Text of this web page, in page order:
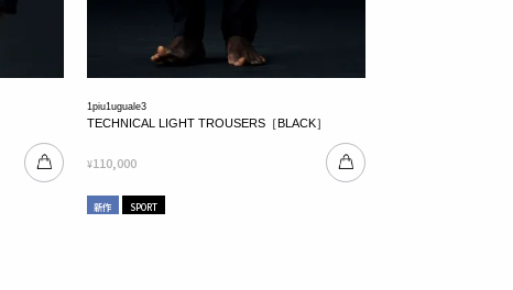
1piu1uguale3
TECHNICAL LIGHT TROUSERS［BLACK］
¥110,000
新作 SPORT